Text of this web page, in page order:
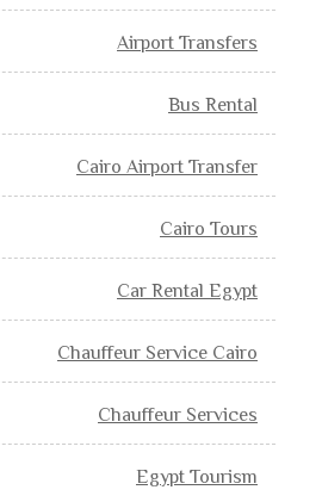
Airport Transfers
Bus Rental
Cairo Airport Transfer
Cairo Tours
Car Rental Egypt
Chauffeur Service Cairo
Chauffeur Services
Egypt Tourism